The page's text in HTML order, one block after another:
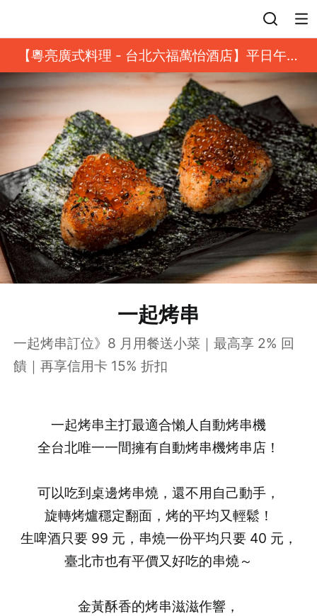
【粵亮廣式料理 - 台北六福萬怡酒店】平日午餐
8 折起｜靓港點套餐
一起烤串
一起烤串訂位》8 月用餐送小菜｜最高享 2% 回
饋｜再享信用卡 15% 折扣
一起烤串主打最適合懶人自動烤串機
全台北唯一一間擁有自動烤串機烤串店！
可以吃到桌邊烤串燒，還不用自己動手，
旋轉烤爐穩定翻面，烤的平均又輕鬆！
生啤酒只要 99 元，串燒一份平均只要 40 元，
臺北市也有平價又好吃的串燒～
金黃酥香的烤串滋滋作響，